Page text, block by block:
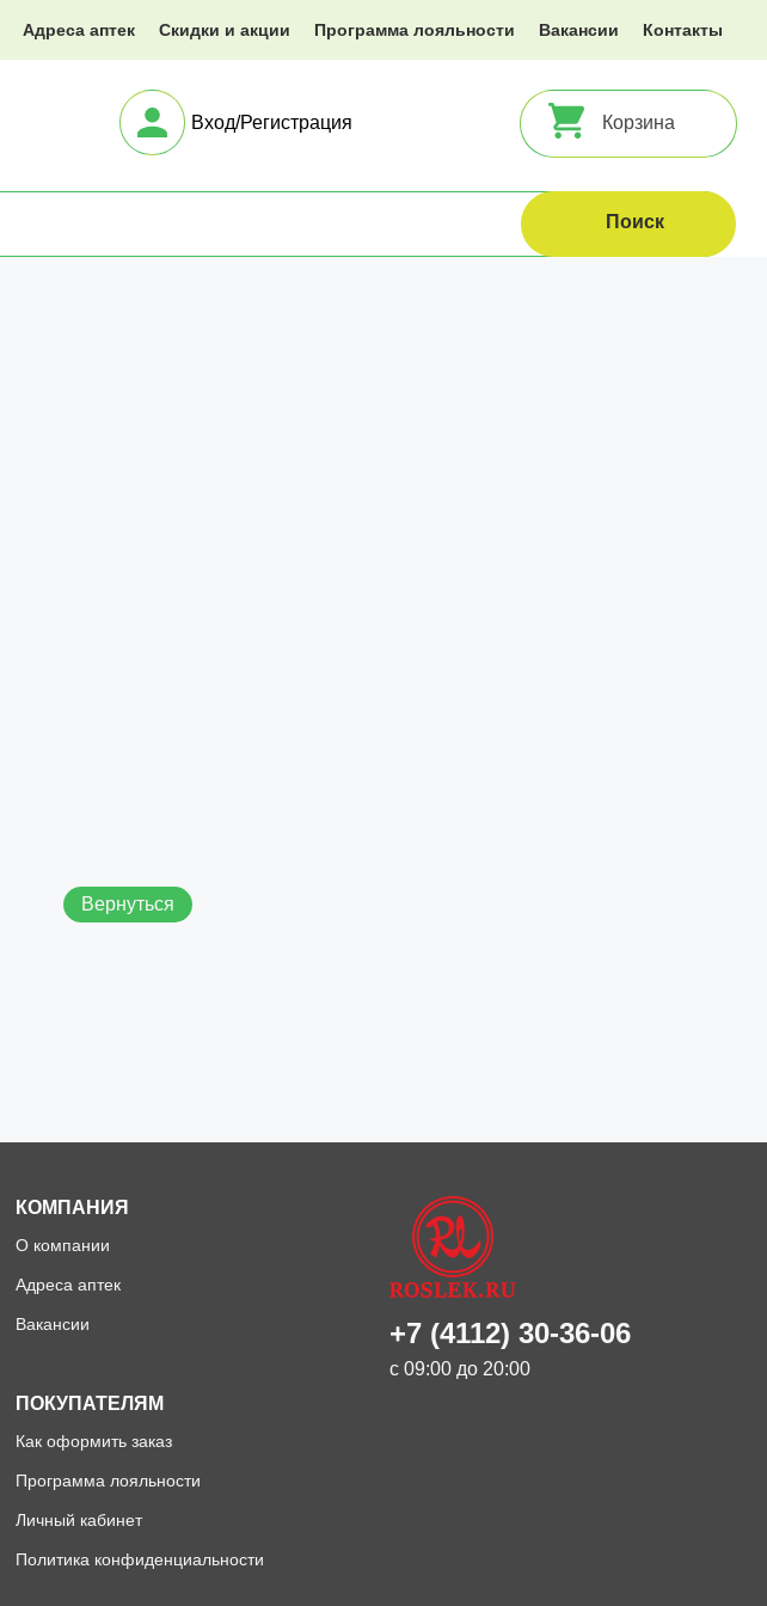
Адреса аптек Скидки и акции Программа лояльности Вакансии Контакты
Корзина
Вход/Регистрация
Вернуться
КОМПАНИЯ
О компании
Адреса аптек
Вакансии
ПОКУПАТЕЛЯМ
Как оформить заказ
Программа лояльности
Личный кабинет
Политика конфиденциальности
+7 (4112) 30-36-06
с 09:00 до 20:00